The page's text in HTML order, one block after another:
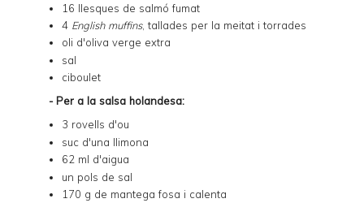
16 llesques de salmó fumat
4 English muffins, tallades per la meitat i torrades
oli d'oliva verge extra
sal
ciboulet
- Per a la salsa holandesa:
3 rovells d'ou
suc d'una llimona
62 ml d'aigua
un pols de sal
170 g de mantega fosa i calenta